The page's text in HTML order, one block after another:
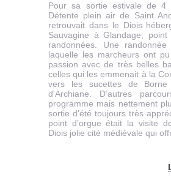
Pour sa sortie estivale de 4
Détente plein air de Saint
retrouvait dans le Diois
Sauvagine à Glandage,
randonnées. Une
laquelle les marcheurs ont
passion avec de très belles
celles qui les emmenait à la
vers les sucettes de
d'Archiane. D’autres
programme mais nettement
sortie d’été toujours très
point d’orgue était la visite
Diois jolie cité médiévale qui